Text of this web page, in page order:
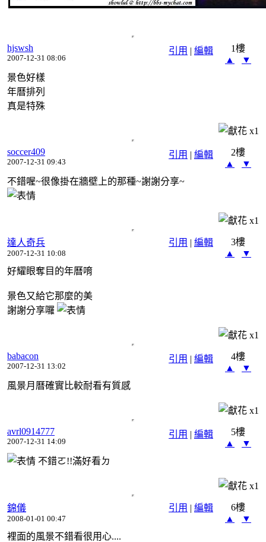
引用 | 編輯
hjswsh
2007-12-31 08:06
1樓
▲
▼
景色好樣
年曆排列
真是特殊
x1
引用 | 編輯
soccer409
2007-12-31 09:43
2樓
▲
▼
不錯喔~很像掛在牆壁上的那種~謝謝分享~
x1
引用 | 編輯
達人奇兵
2007-12-31 10:08
3樓
▲
▼
好耀眼奪目的年曆唷
景色又給它那麼的美
謝謝分享囉
x1
引用 | 編輯
babacon
2007-12-31 13:02
4樓
▲
▼
風景月曆確實比較耐看有質感
x1
引用 | 編輯
avrl0914777
2007-12-31 14:09
5樓
▲
▼
不錯ㄛ!!滿好看ㄉ
x1
引用 | 編輯
錦儀
2008-01-01 00:47
6樓
▲
▼
裡面的風景不錯看很用心....